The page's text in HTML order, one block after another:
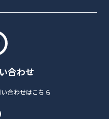
合わせ
合わせはこちら